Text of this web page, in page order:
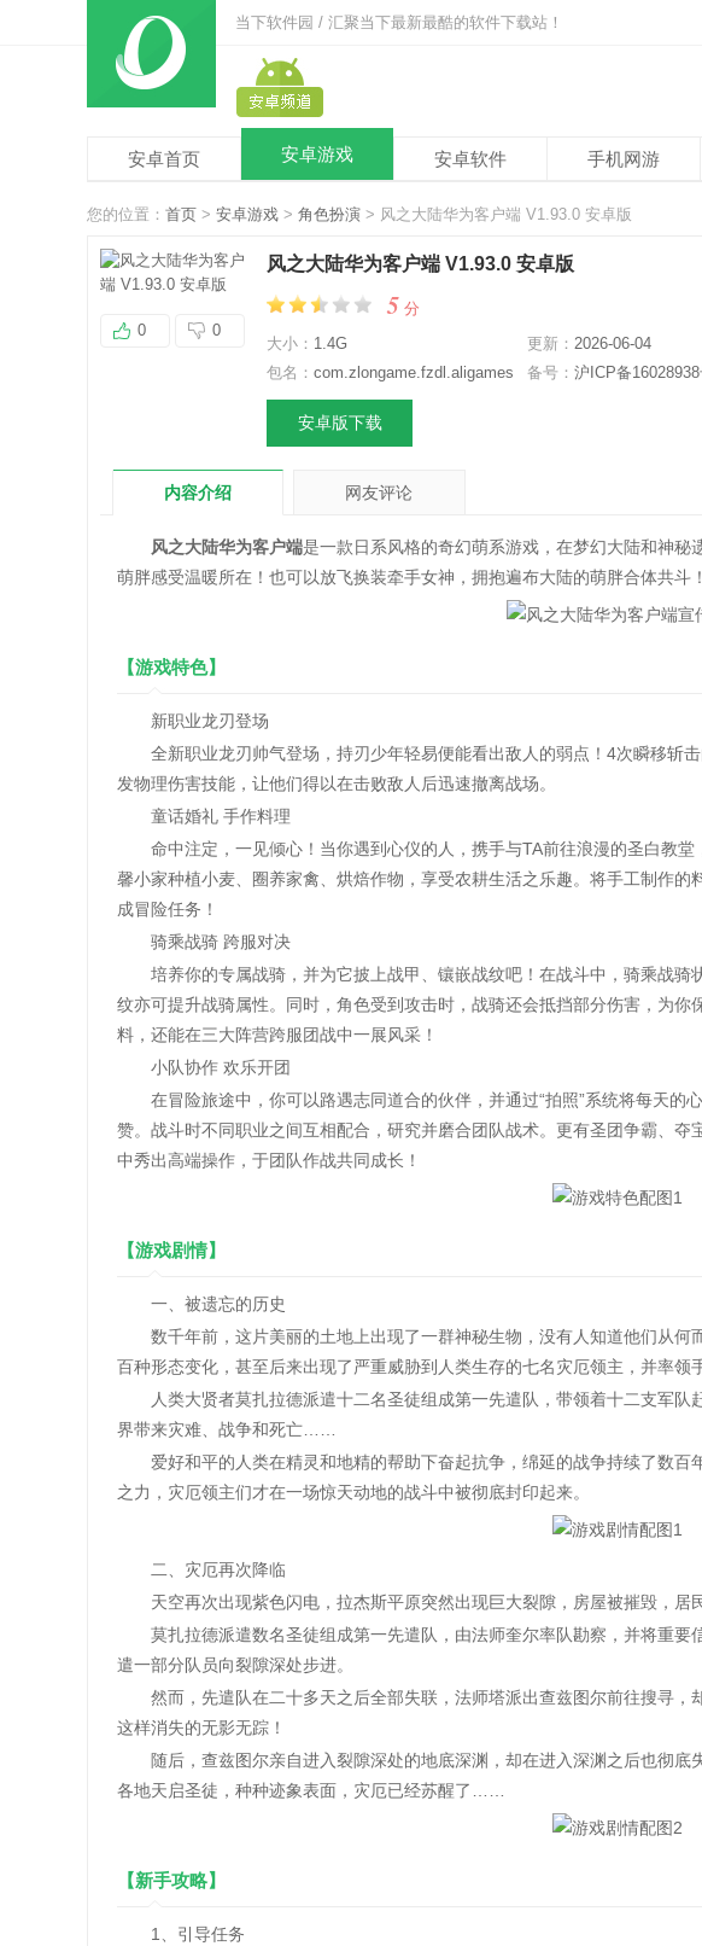
当下软件园 / 汇聚当下最新最酷的软件下载站！
安卓首页 安卓游戏 安卓软件 手机网游
您的位置： 首页 > 安卓游戏 > 角色扮演 > 风之大陆华为客户端 V1.93.0 安卓版
0 0
风之大陆华为客户端 V1.93.0 安卓版
5 分
大小： 1.4G 更新： 2026-06-04
包名： com.zlongame.fzdl.aligames 备号： 沪ICP备
安卓版下载
内容介绍 网友评论
风之大陆华为客户端是一款日系风格的奇幻萌系游戏，在梦幻大陆和神
萌胖感受温暖所在！也可以放飞换装牵手女神，拥抱遍布大陆的萌胖合体共斗
【游戏特色】
新职业龙刃登场
全新职业龙刃帅气登场，持刃少年轻易便能看出敌人的弱点！4次瞬移斩
发物理伤害技能，让他们得以在击败敌人后迅速撤离战场。
童话婚礼 手作料理
命中注定，一见倾心！当你遇到心仪的人，携手与TA前往浪漫的圣白教堂
馨小家种植小麦、圈养家禽、烘焙作物，享受农耕生活之乐趣。将手工制作
成冒险任务！
骑乘战骑 跨服对决
培养你的专属战骑，并为它披上战甲、镶嵌战纹吧！在战斗中，骑乘战骑
纹亦可提升战骑属性。同时，角色受到攻击时，战骑还会抵挡部分伤害，为
料，还能在三大阵营跨服团战中一展风采！
小队协作 欢乐开团
在冒险旅途中，你可以路遇志同道合的伙伴，并通过“拍照”系统将每天的
赞。战斗时不同职业之间互相配合，研究并磨合团队战术。更有圣团争霸、
中秀出高端操作，于团队作战共同成长！
【游戏剧情】
一、被遗忘的历史
数千年前，这片美丽的土地上出现了一群神秘生物，没有人知道他们从何
百种形态变化，甚至后来出现了严重威胁到人类生存的七名灾厄领主，并率领
人类大贤者莫扎拉德派遣十二名圣徒组成第一先遣队，带领着十二支军队
界带来灾难、战争和死亡……
爱好和平的人类在精灵和地精的帮助下奋起抗争，绵延的战争持续了数百
之力，灾厄领主们才在一场惊天动地的战斗中被彻底封印起来。
二、灾厄再次降临
天空再次出现紫色闪电，拉杰斯平原突然出现巨大裂隙，房屋被摧毁，居民
莫扎拉德派遣数名圣徒组成第一先遣队，由法师奎尔率队勘察，并将重要
遣一部分队员向裂隙深处步进。
然而，先遣队在二十多天之后全部失联，法师塔派出查兹图尔前往搜寻，
这样消失的无影无踪！
随后，查兹图尔亲自进入裂隙深处的地底深渊，却在进入深渊之后也彻
各地天启圣徒，种种迹象表面，灾厄已经苏醒了……
【新手攻略】
1、引导任务